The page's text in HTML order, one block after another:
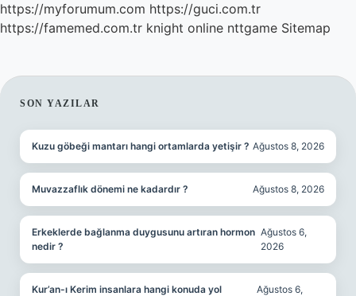
https://myforumum.com https://guci.com.tr
https://famemed.com.tr knight online nttgame Sitemap
SIDEBAR
SON YAZILAR
Kuzu göbeği mantarı hangi ortamlarda yetişir ? Ağustos 8, 2026
Muvazzaflık dönemi ne kadardır ? Ağustos 8, 2026
Erkeklerde bağlanma duygusunu artıran hormon
nedir ?
Ağustos 6,
2026
Kur’an-ı Kerim insanlara hangi konuda yol
Ağustos 6,